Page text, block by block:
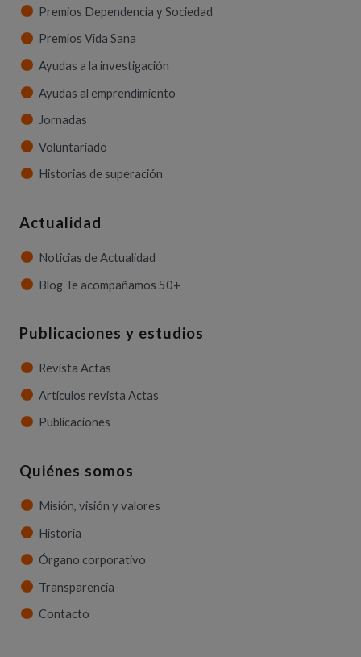
Premios Dependencia y Sociedad
Premios Vida Sana
Ayudas a la investigación
Ayudas al emprendimiento
Jornadas
Voluntariado
Historias de superación
Actualidad
Noticias de Actualidad
Blog Te acompañamos 50+
Publicaciones y estudios
Revista Actas
Artículos revista Actas
Publicaciones
Quiénes somos
Misión, visión y valores
Historia
Órgano corporativo
Transparencia
Contacto